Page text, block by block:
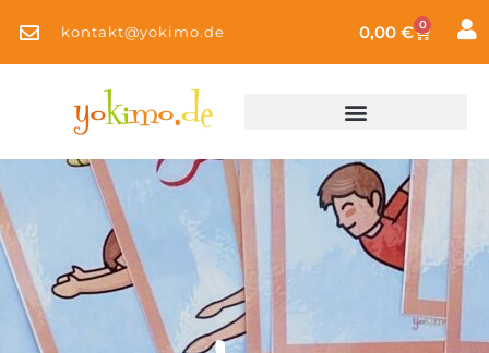
kontakt@yokimo.de 0,00 € 0